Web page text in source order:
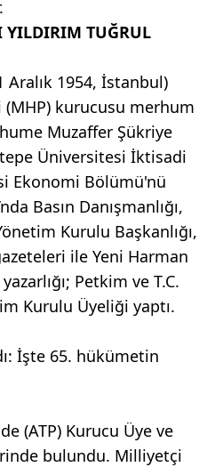
YILDIRIM TUĞRUL
Aralık 1954, İstanbul)
kurucusu merhum
Muzaffer Şükriye
Üniversitesi İktisadi
Ekonomi Bölümü'nü
Basın Danışmanlığı,
Kurulu Başkanlığı,
ile Yeni Harman
Petkim ve T.C.
Kurulu Üyeliği yaptı.
(ATP) Kurucu Üye ve
bulundu. Milliyetçi